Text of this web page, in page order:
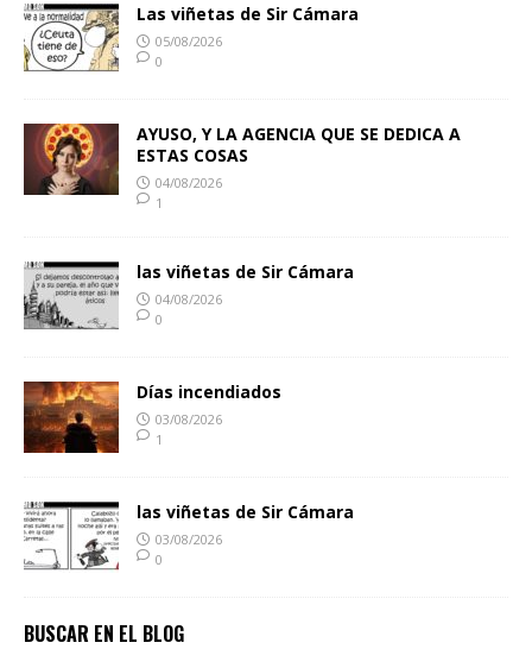
Las viñetas de Sir Cámara
05/08/2026
0
AYUSO, Y LA AGENCIA QUE SE DEDICA A
ESTAS COSAS
04/08/2026
1
las viñetas de Sir Cámara
04/08/2026
0
Días incendiados
03/08/2026
1
las viñetas de Sir Cámara
03/08/2026
0
BUSCAR EN EL BLOG